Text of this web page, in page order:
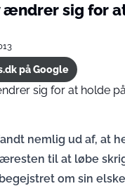
ændrer sig for
på Google
nemlig ud af, at
til at løbe
om sin